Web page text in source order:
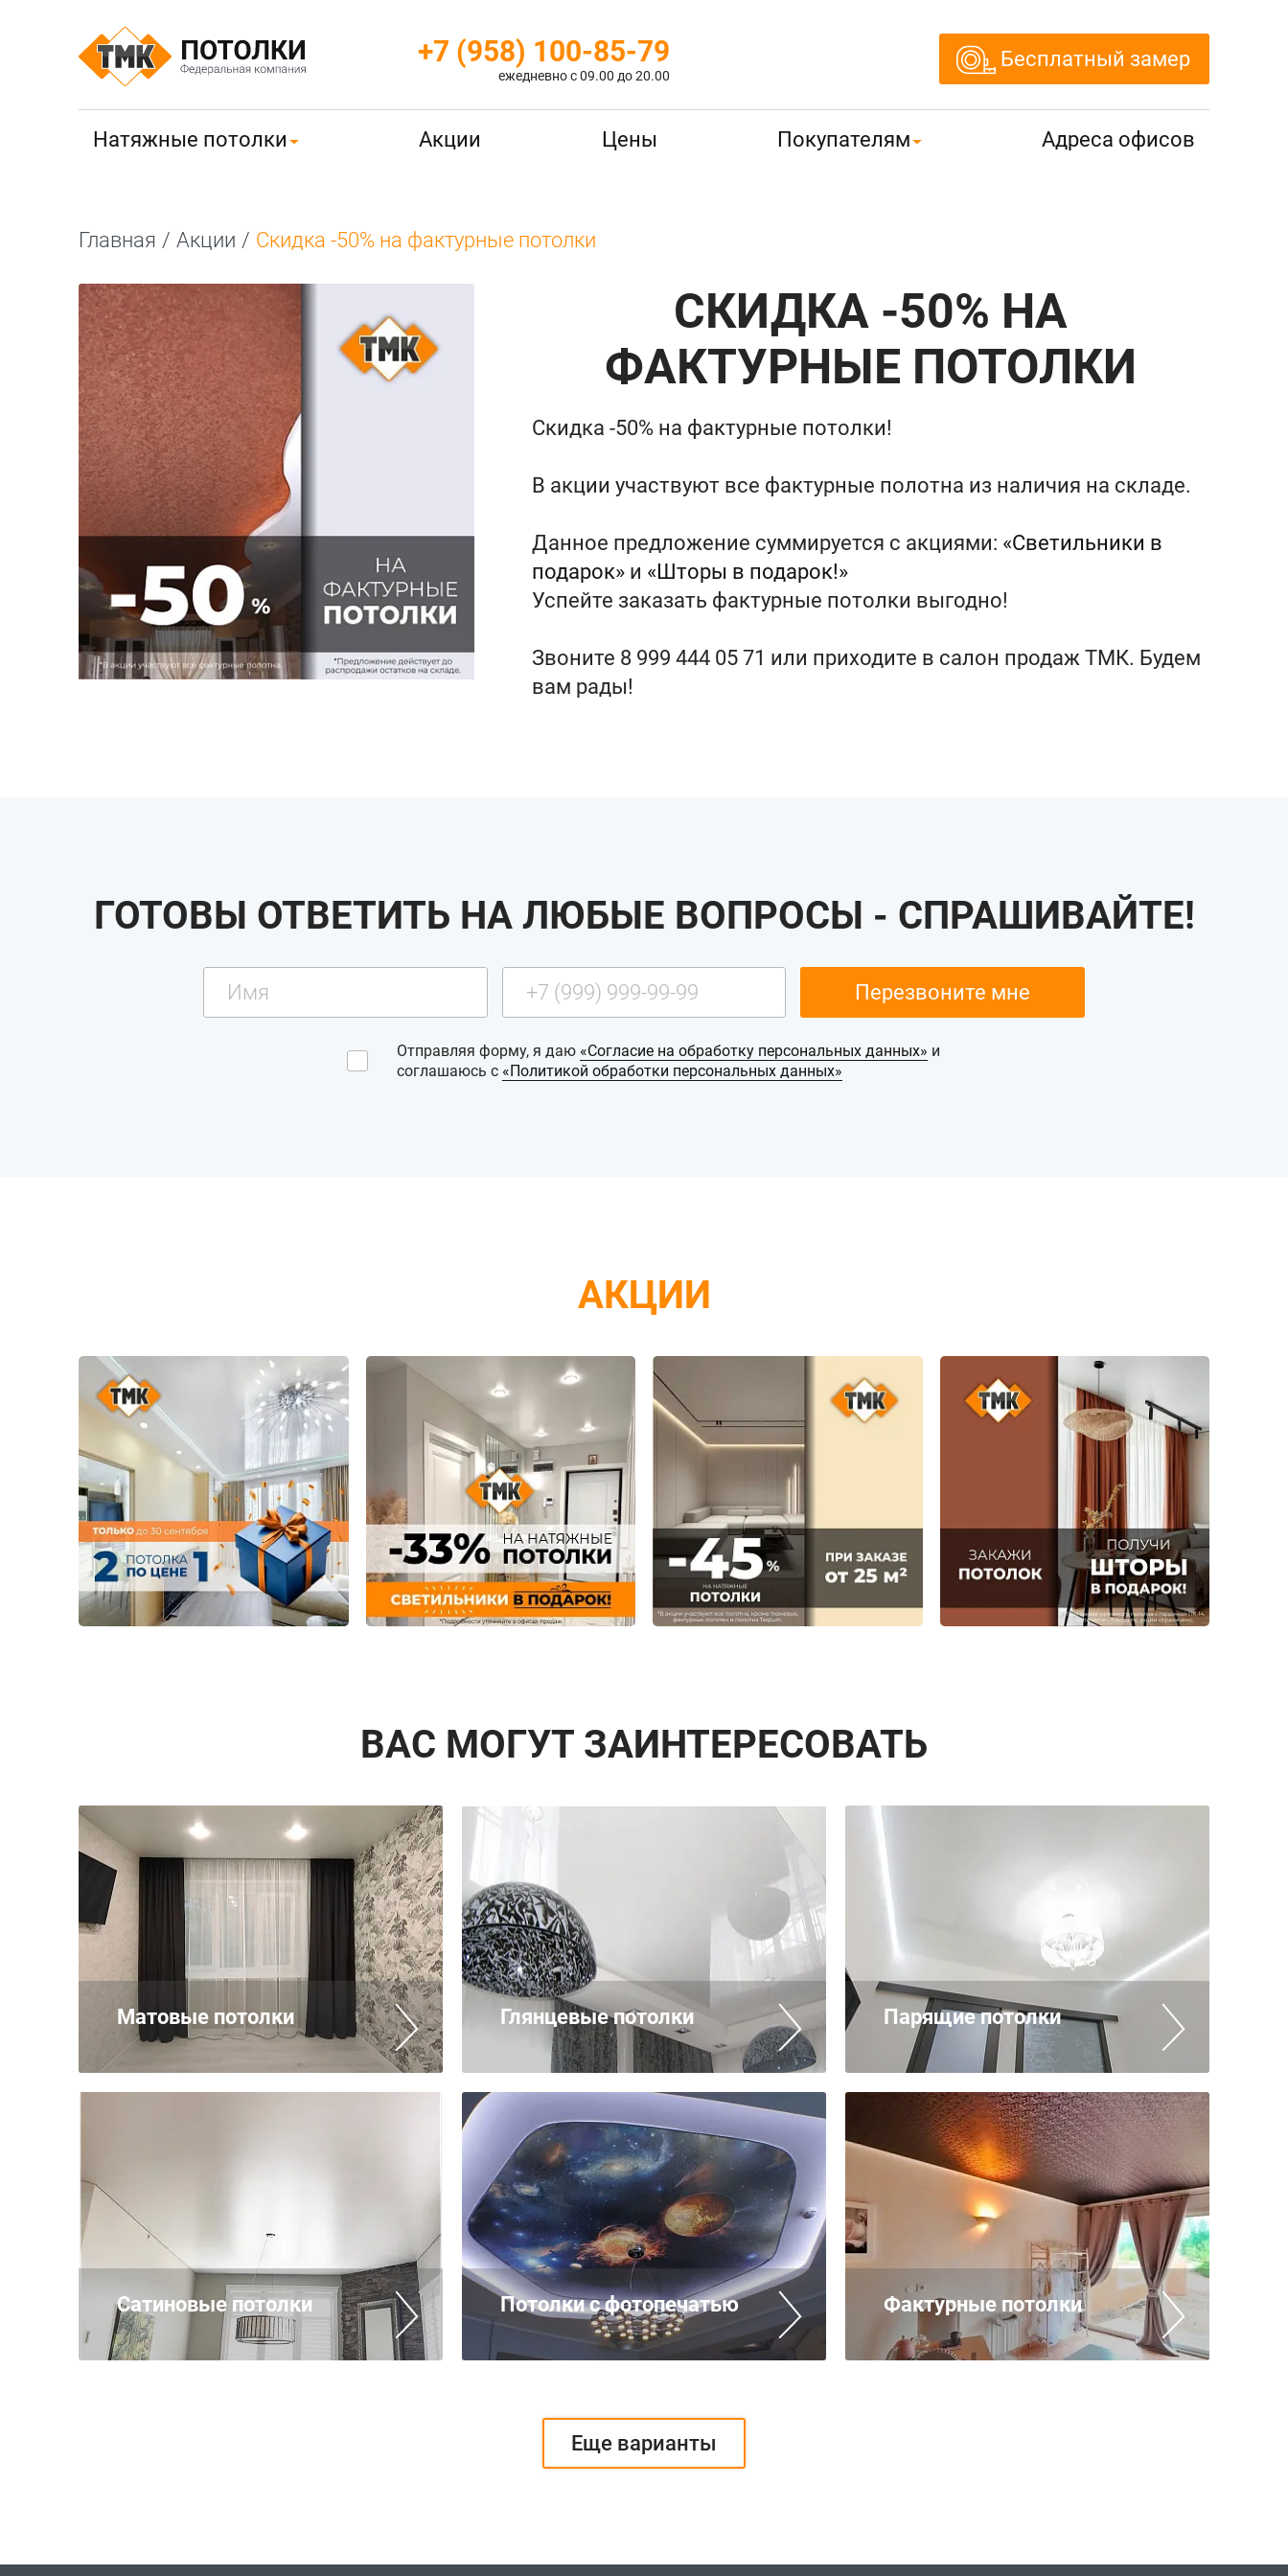
+7 (958) 100-85-79
ежедневно с 09.00 до 20.00
Бесплатный замер
Натяжные потолки Акции Цены Покупателям Адреса офисов
Главная / Акции / Скидка -50% на фактурные потолки
СКИДКА -50% НА
ФАКТУРНЫЕ ПОТОЛКИ
Скидка -50% на фактурные потолки!
В акции участвуют все фактурные полотна из наличия на складе.
Данное предложение суммируется с акциями: «Светильники в
подарок» и «Шторы в подарок!»
Успейте заказать фактурные потолки выгодно!
Звоните 8 999 444 05 71 или приходите в салон продаж ТМК. Будем
вам рады!
ГОТОВЫ ОТВЕТИТЬ НА ЛЮБЫЕ ВОПРОСЫ - СПРАШИВАЙТЕ!
Отправляя форму, я даю «Согласие на обработку персональных данных» и
соглашаюсь с «Политикой обработки персональных данных»
АКЦИИ
ВАС МОГУТ ЗАИНТЕРЕСОВАТЬ
Матовые потолки Глянцевые потолки Парящие потолки
Сатиновые потолки Потолки с фотопечатью Фактурные потолки
Еще варианты